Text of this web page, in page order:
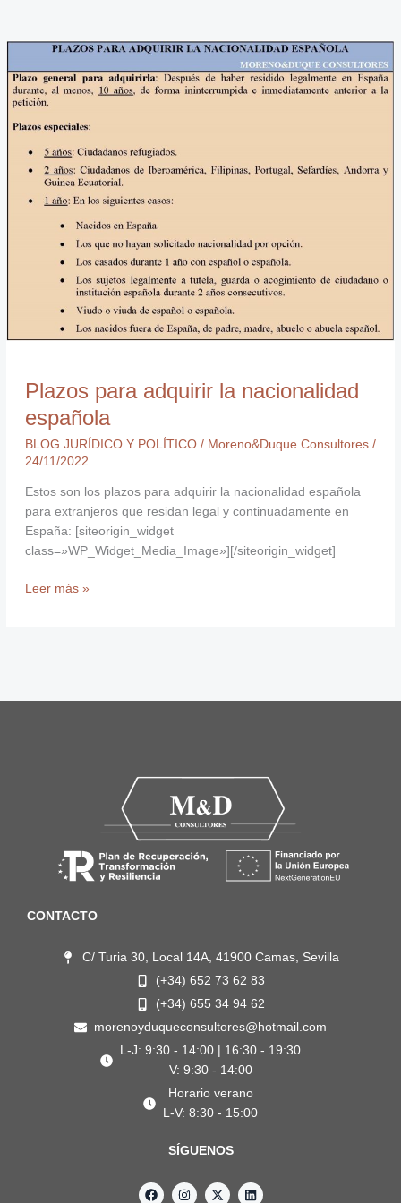
Plazos para adquirir la nacionalidad
española
BLOG JURÍDICO Y POLÍTICO/ Moreno&Duque Consultores /
24/11/2022
Estos son los plazos para adquirir la nacionalidad española
para extranjeros que residan legal y continuadamente en
España: [siteorigin_widget
class=»WP_Widget_Media_Image»][/siteorigin_widget]
Plazos
para
adquirir
la
nacionalidad
española
Leer más »
CONTACTO
C/ Turia 30, Local 14A, 41900 Camas, Sevilla
(+34) 652 73 62 83
(+34) 655 34 94 62
morenoyduqueconsultores@hotmail.com
L-J: 9:30 - 14:00 | 16:30 - 19:30
V: 9:30 - 14:00
Horario verano
L-V: 8:30 - 15:00
SÍGUENOS
F
I
X
L